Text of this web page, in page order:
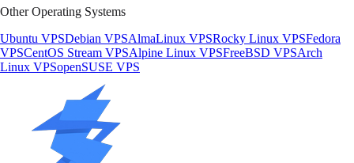
Other Operating Systems
Ubuntu VPSDebian VPSAlmaLinux VPSRocky Linux VPSFedora
VPSCentOS Stream VPSAlpine Linux VPSFreeBSD VPSArch
Linux VPSopenSUSE VPS